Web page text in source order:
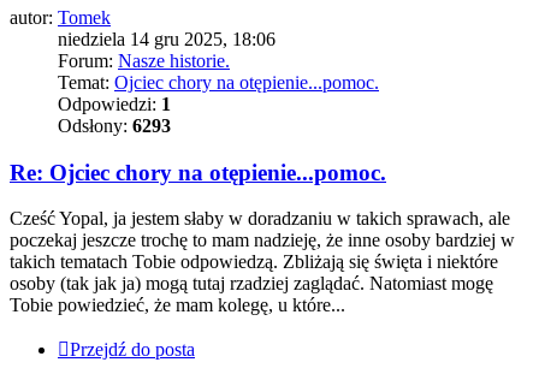
autor: Tomek
niedziela 14 gru 2025, 18:06
Forum: Nasze historie.
Temat: Ojciec chory na otępienie...pomoc.
Odpowiedzi: 1
Odsłony: 6293
Re: Ojciec chory na otępienie...pomoc.
Cześć Yopal, ja jestem słaby w doradzaniu w takich sprawach, ale
poczekaj jeszcze trochę to mam nadzieję, że inne osoby bardziej w
takich tematach Tobie odpowiedzą. Zbliżają się święta i niektóre
osoby (tak jak ja) mogą tutaj rzadziej zaglądać. Natomiast mogę
Tobie powiedzieć, że mam kolegę, u które...
Przejdź do posta